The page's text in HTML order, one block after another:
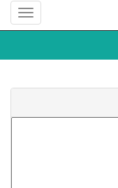
منوی
سایت
استاد